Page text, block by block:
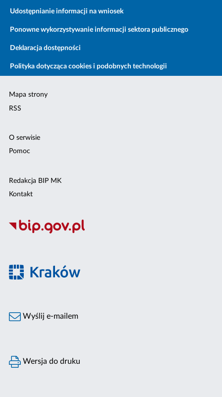
Udostępnianie informacji na wniosek
Ponowne wykorzystywanie informacji sektora publicznego
Deklaracja dostępności
Polityka dotycząca cookies i podobnych technologii
Mapa strony
RSS
O serwisie
Pomoc
Redakcja BIP MK
Kontakt
Wyślij e-mailem
Wersja do druku